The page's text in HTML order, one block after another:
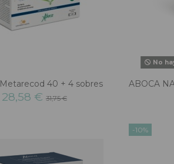
40 + 4 sobres
28,58 € 31,75 €
No
ABOCA
-10%